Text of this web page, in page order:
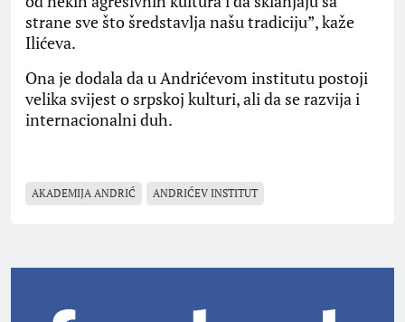
strane sve što šredstavlja našu tradiciju”, kaže
Ilićeva.
Ona je dodala da u Andrićevom institutu postoji
velika svijest o srpskoj kulturi, ali da se razvija i
internacionalni duh.
AKADEMIJA ANDRIĆ ANDRIĆEV INSTITUT